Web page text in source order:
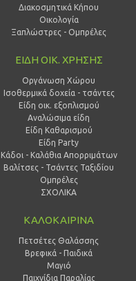
Διακοσμητικά Κήπου
Οικολογία
Ξαπλώστρες - Ομπρέλες
ΕΙΔΗ ΟΙΚ. ΧΡΗΣΗΣ
Οργάνωση Χώρου
Ισοθερμικά δοχεία - τσάντες
Είδη οικ. εξοπλισμού
Αναλώσιμα είδη
Είδη Καθαρισμού
Είδη Party
Κάδοι - Καλάθια Απορριμάτων
Βαλίτσες - Τσάντες Ταξιδίου
Ομπρέλες
ΣΧΟΛΙΚΑ
ΚΑΛΟΚΑΙΡΙΝΑ
Πετσέτες Θαλάσσης
Βρεφικά - Παιδικά
Μαγιό
Παιχνίδια Παραλίας